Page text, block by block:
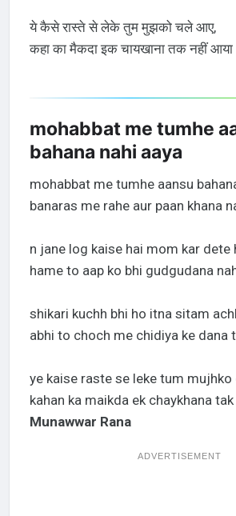
ये कैसे रास्ते से लेके तुम मुझको चले आए,
कहा का मैकदा इक चायखाना तक नहीं
mohabbat me tumhe
bahana nahi aaya
mohabbat me tumhe aansu
banaras me rahe aur paan khana
n jane log kaise hai mom kar dete
hame to aap ko bhi gudgudana
shikari kuchh bhi ho itna sitam
abhi to choch me chidiya ke dana
ye kaise raste se leke tum mujhko
kahan ka maikda ek chaykhana
Munawwar Rana
ADVERTISEMENT